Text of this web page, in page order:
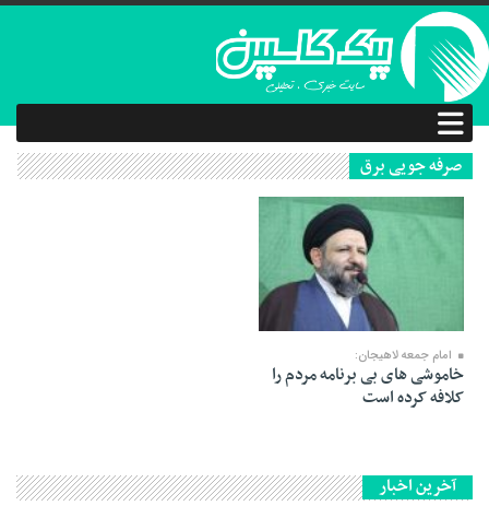
صرفه جویی برق
امام جمعه لاهیجان:
خاموشی های بی برنامه مردم را
کلافه کرده است
آخرین اخبار